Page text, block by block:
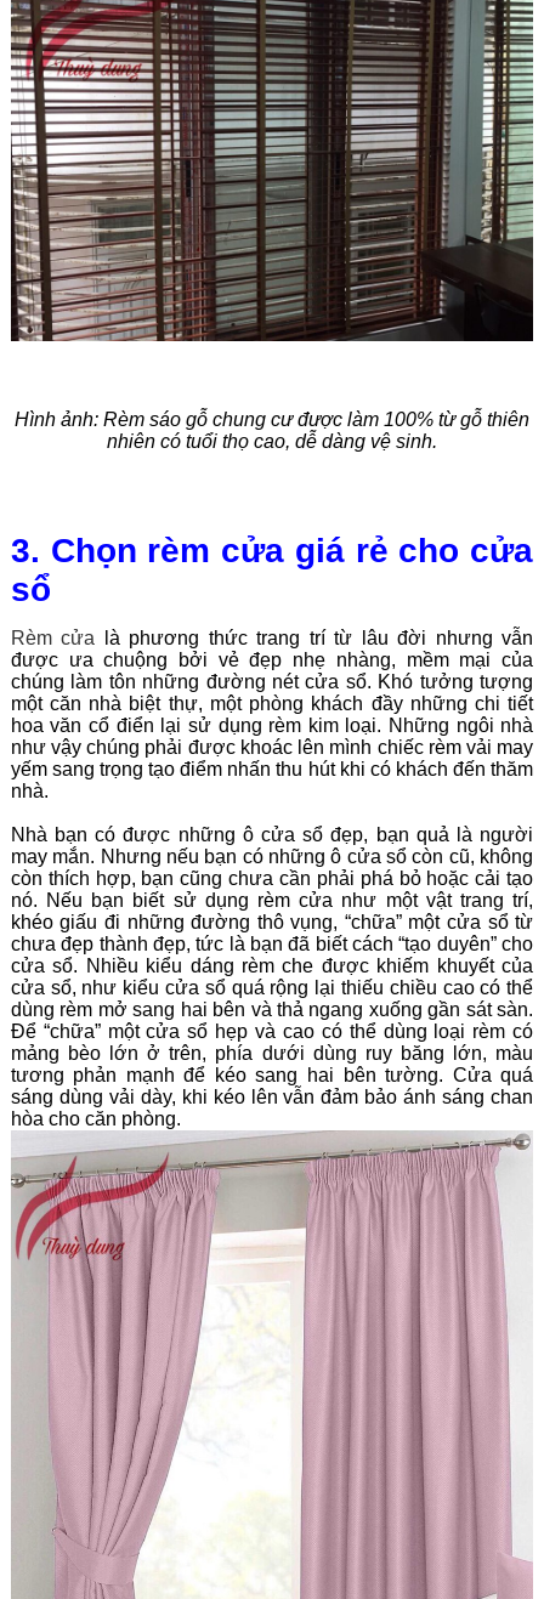
Hình ảnh: Rèm sáo gỗ chung cư được làm 100% từ gỗ thiên
nhiên có tuổi thọ cao, dễ dàng vệ sinh.
3. Chọn rèm cửa giá rẻ cho cửa
sổ
Rèm cửa là phương thức trang trí từ lâu đời nhưng vẫn
được ưa chuộng bởi vẻ đẹp nhẹ nhàng, mềm mại của
chúng làm tôn những đường nét cửa sổ. Khó tưởng tượng
một căn nhà biệt thự, một phòng khách đầy những chi tiết
hoa văn cổ điển lại sử dụng rèm kim loại. Những ngôi nhà
như vậy chúng phải được khoác lên mình chiếc rèm vải may
yếm sang trọng tạo điểm nhấn thu hút khi có khách đến thăm
nhà.
Nhà bạn có được những ô cửa sổ đẹp, bạn quả là người
may mắn. Nhưng nếu bạn có những ô cửa sổ còn cũ, không
còn thích hợp, bạn cũng chưa cần phải phá bỏ hoặc cải tạo
nó. Nếu bạn biết sử dụng rèm cửa như một vật trang trí,
khéo giấu đi những đường thô vụng, “chữa” một cửa sổ từ
chưa đẹp thành đẹp, tức là bạn đã biết cách “tạo duyên” cho
cửa sổ. Nhiều kiểu dáng rèm che được khiếm khuyết của
cửa sổ, như kiểu cửa sổ quá rộng lại thiếu chiều cao có thể
dùng rèm mở sang hai bên và thả ngang xuống gần sát sàn.
Để “chữa” một cửa sổ hẹp và cao có thể dùng loại rèm có
mảng bèo lớn ở trên, phía dưới dùng ruy băng lớn, màu
tương phản mạnh để kéo sang hai bên tường. Cửa quá
sáng dùng vải dày, khi kéo lên vẫn đảm bảo ánh sáng chan
hòa cho căn phòng.